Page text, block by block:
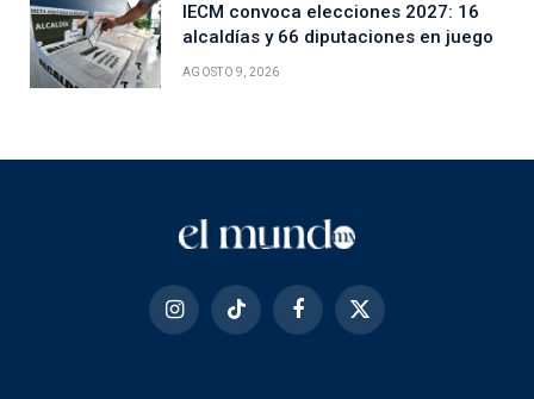
IECM convoca elecciones 2027: 16
alcaldías y 66 diputaciones en juego
AGOSTO 9, 2026
InstagramTikTok Facebook
X